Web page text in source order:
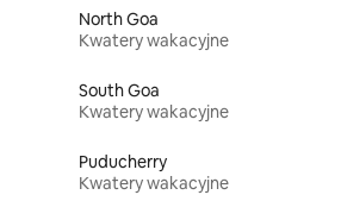
North Goa
Kwatery wakacyjne
South Goa
Kwatery wakacyjne
Puducherry
Kwatery wakacyjne